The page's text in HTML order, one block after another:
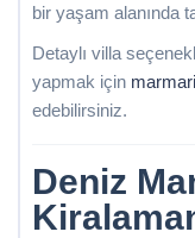
bir yaşam alanında
Detaylı villa
yapmak için
edebilirsiniz.
Deniz